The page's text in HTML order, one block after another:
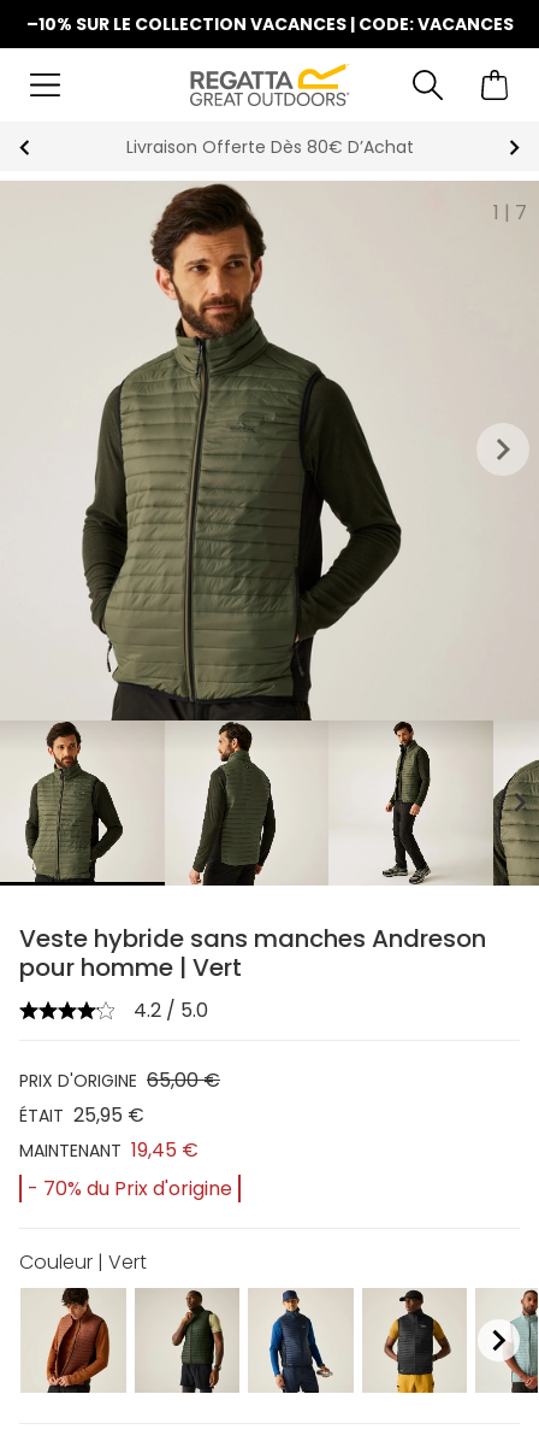
–10% SUR LE COLLECTION VACANCES | CODE: VACANCES
La Nouvelle Collection Est Disponible
1 | 7
keyboard_arrow_right
chevron_right
Veste hybride sans manches Andreson
pour homme | Vert
4.2 / 5.0
PRIX D'ORIGINE 65,00 €
ÉTAIT 25,95 €
MAINTENANT 19,45 €
- 70% du Prix d'origine
Couleur | Vert